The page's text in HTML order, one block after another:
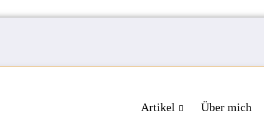
Artikel Über mich